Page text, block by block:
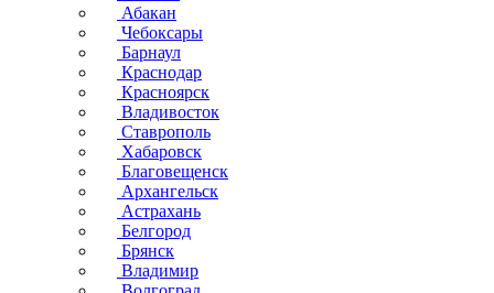
Абакан
Чебоксары
Барнаул
Краснодар
Красноярск
Владивосток
Ставрополь
Хабаровск
Благовещенск
Архангельск
Астрахань
Белгород
Брянск
Владимир